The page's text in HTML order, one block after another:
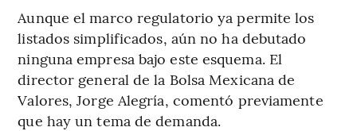
Aunque el marco regulatorio ya permite los
listados simplificados, aún no ha debutado
ninguna empresa bajo este esquema. El
director general de la Bolsa Mexicana de
Valores, Jorge Alegría, comentó previamente
que hay un tema de demanda.